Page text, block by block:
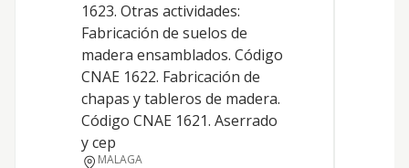
1623. Otras actividades:
Fabricación de suelos de
madera ensamblados. Código
CNAE 1622. Fabricación de
chapas y tableros de madera.
Código CNAE 1621. Aserrado
y cep
MALAGA